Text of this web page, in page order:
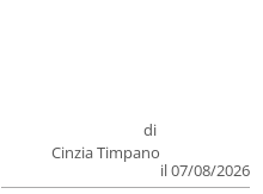
di
Cinzia Timpano
il 07/08/2026